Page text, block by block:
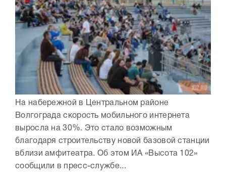
На набережной в Центральном районе
Волгограда скорость мобильного интернета
выросла на 30%. Это стало возможным
благодаря строительству новой базовой станции
вблизи амфитеатра. Об этом ИА «Высота 102»
сообщили в пресс-службе...